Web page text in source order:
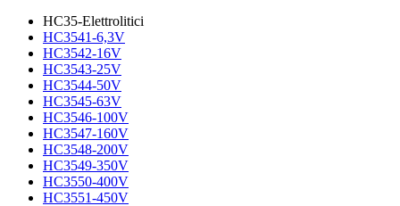
HC35-Elettrolitici
HC3541-6,3V
HC3542-16V
HC3543-25V
HC3544-50V
HC3545-63V
HC3546-100V
HC3547-160V
HC3548-200V
HC3549-350V
HC3550-400V
HC3551-450V